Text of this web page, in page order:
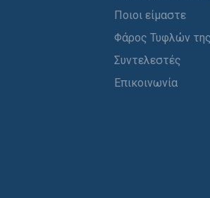
Ποιοι είμαστε
Φάρος Τυφλών
Συντελεστές
Επικοινωνία